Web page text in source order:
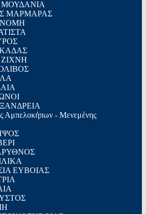
ΜΑΡΜΑΡΑΣ
Αμπελοκήπων - Μενεμένης
ΕΥΒΟΙΑΣ